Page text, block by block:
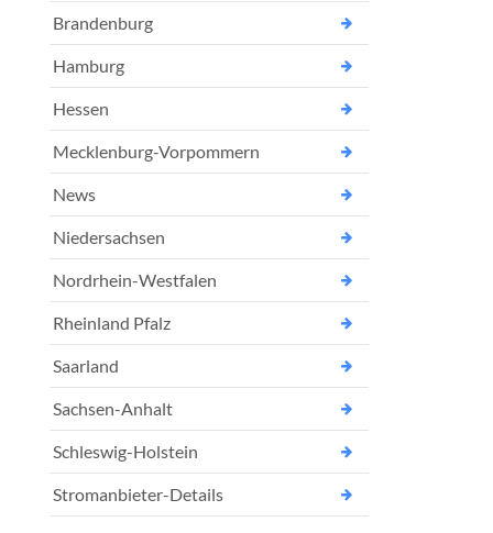
Brandenburg
Hamburg
Hessen
Mecklenburg-Vorpommern
News
Niedersachsen
Nordrhein-Westfalen
Rheinland Pfalz
Saarland
Sachsen-Anhalt
Schleswig-Holstein
Stromanbieter-Details